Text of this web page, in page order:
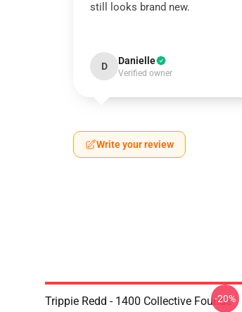
still looks brand new.
D Danielle
Verified owner
Write your review
Trippie Redd - 1400 Collective Founde
-20%